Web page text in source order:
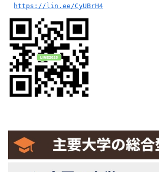
https://lin.ee/CyUBrH4